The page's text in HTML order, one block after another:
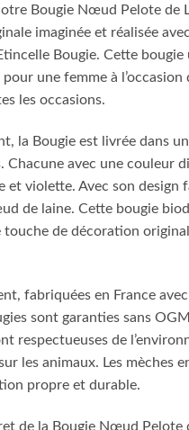
Bougie Nœud Pelote de
imaginée et réalisée
Bougie. Cette bougie
une femme à l’occasion
les occasions.
la Bougie est livrée dans
Chacune avec une couleur
et violette. Avec son design
de laine. Cette bougie
touche de décoration
fabriquées en France
sont garanties sans
respectueuses de
les animaux. Les mèches
propre et durable.
de la Bougie Nœud Pelote